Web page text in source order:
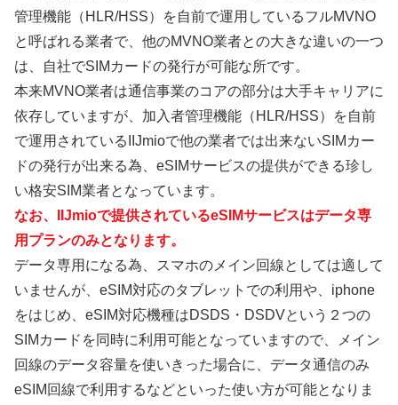
管理機能（HLR/HSS）を自前で運用しているフルMVNO
と呼ばれる業者で、他のMVNO業者との大きな違いの一つ
は、自社でSIMカードの発行が可能な所です。
本来MVNO業者は通信事業のコアの部分は大手キャリアに
依存していますが、加入者管理機能（HLR/HSS）を自前
で運用されているIIJmioで他の業者では出来ないSIMカー
ドの発行が出来る為、eSIMサービスの提供ができる珍し
い格安SIM業者となっています。
なお、IIJmioで提供されているeSIMサービスはデータ専
用プランのみとなります。
データ専用になる為、スマホのメイン回線としては適して
いませんが、eSIM対応のタブレットでの利用や、iphone
をはじめ、eSIM対応機種はDSDS・DSDVという２つの
SIMカードを同時に利用可能となっていますので、メイン
回線のデータ容量を使いきった場合に、データ通信のみ
eSIM回線で利用するなどといった使い方が可能となりま